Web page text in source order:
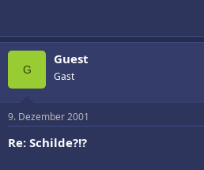
G
Guest
Gast
9. Dezember 2001
Re: Schilde?!?